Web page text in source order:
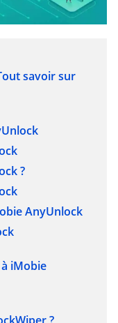
savoir sur
?
AnyUnlock
iMobie